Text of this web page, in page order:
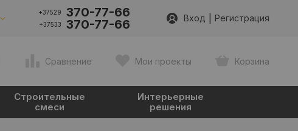
+37529 370-77-66
+37533 370-77-66 Вход Регистрация
Сравнение Мои проекты Корзина
Строительные
смеси
Интерьерные
решения